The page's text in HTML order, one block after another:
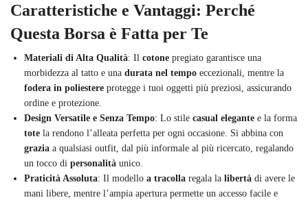
Caratteristiche e Vantaggi: Perché
Questa Borsa è Fatta per Te
Materiali di Alta Qualità: Il cotone pregiato garantisce una
morbidezza al tatto e una durata nel tempo eccezionali, mentre la
fodera in poliestere protegge i tuoi oggetti più preziosi, assicurando
ordine e protezione.
Design Versatile e Senza Tempo: Lo stile casual elegante e la forma
tote la rendono l’alleata perfetta per ogni occasione. Si abbina con
grazia a qualsiasi outfit, dal più informale al più ricercato, regalando
un tocco di personalità unico.
Praticità Assoluta: Il modello a tracolla regala la libertà di avere le
mani libere, mentre l’ampia apertura permette un accesso facile e